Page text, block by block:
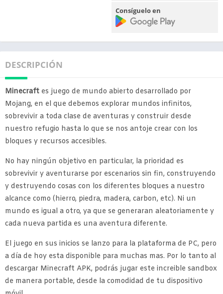
Consíguelo en
DESCRIPCIÓN
Minecraft es juego de mundo abierto desarrollado por
Mojang, en el que debemos explorar mundos infinitos,
sobrevivir a toda clase de aventuras y construir desde
nuestro refugio hasta lo que se nos antoje crear con los
bloques y recursos accesibles.
No hay ningún objetivo en particular, la prioridad es
sobrevivir y aventurarse por escenarios sin fin, construyendo
y destruyendo cosas con los diferentes bloques a nuestro
alcance como (hierro, piedra, madera, carbon, etc). Ni un
mundo es igual a otro, ya que se generaran aleatoriamente y
cada nueva partida es una aventura diferente.
El juego en sus inicios se lanzo para la plataforma de PC, pero
a día de hoy esta disponible para muchas mas. Por lo tanto al
descargar Minecraft APK, podrás jugar este increible sandbox
de manera portable, desde la comodidad de tu dispositivo